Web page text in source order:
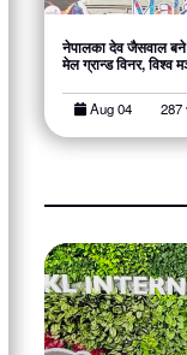
नेपालका देव जैसवाल बने
मेल ग्रान्ड विनर, विश्व
Aug 04 287